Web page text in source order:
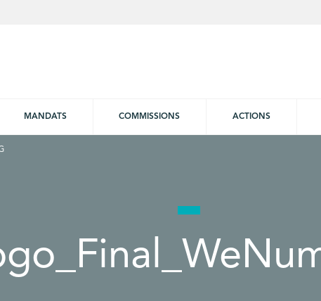
MANDATS COMMISSIONS ACTIONS